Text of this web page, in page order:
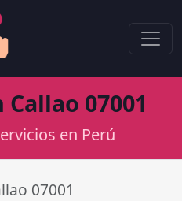
07001
en Perú
07001